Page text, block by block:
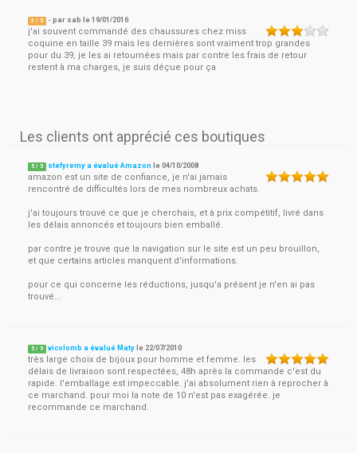
3 / 5 - par sab le19/01/2016
j'ai souvent commandé des chaussures chez miss
coquine en taille 39 mais les dernières sont vraiment trop grandes
pour du 39, je les ai retournées mais par contre les frais de retour
restent à ma charges, je suis déçue pour ça
Les clients ont apprécié ces boutiques
5 / 5 stefyremy a évalué Amazon le04/10/2008
amazon est un site de confiance, je n'ai jamais
rencontré de difficultés lors de mes nombreux achats.
j'ai toujours trouvé ce que je cherchais, et à prix compétitif, livré dans
les délais annoncés et toujours bien emballé.
par contre je trouve que la navigation sur le site est un peu brouillon,
et que certains articles manquent d'informations.
pour ce qui concerne les réductions, jusqu'a présent je n'en ai pas
trouvé...
5 / 5 vicolomb a évalué Maty le 22/07/2010
très large choix de bijoux pour homme et femme. les
délais de livraison sont respectées, 48h après la commande c'est du
rapide. l'emballage est impeccable. j'ai absolument rien à reprocher à
ce marchand. pour moi la note de 10 n'est pas exagérée. je
recommande ce marchand.